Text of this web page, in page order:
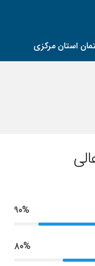
استان مرکزی
90%
80%